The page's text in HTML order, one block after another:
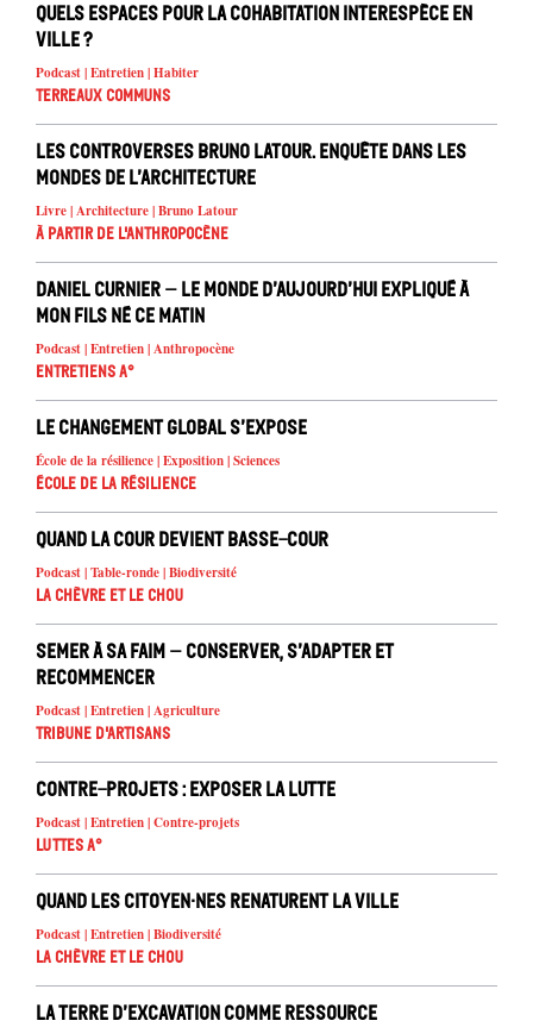
Quels espaces pour la cohabitation interespèce en
ville ?
Podcast | Entretien | Habiter
Terreaux Communs
Les controverses Bruno Latour. Enquête dans les
mondes de l’architecture
Livre | Architecture | Bruno Latour
À partir de l'anthropocène
Daniel Curnier – Le Monde d’aujourd’hui expliqué à
mon fils né ce matin
Podcast | Entretien | Anthropocène
Entretiens A°
Le changement global s’expose
École de la résilience | Exposition | Sciences
École de la résilience
Quand la cour devient basse-cour
Podcast | Table-ronde | Biodiversité
La chèvre et le chou
Semer à sa faim – conserver, s’adapter et
recommencer
Podcast | Entretien | Agriculture
Tribune d'artisans
Contre-projets : exposer la lutte
Podcast | Entretien | Contre-projets
Luttes A°
Quand les citoyen·nes renaturent la ville
Podcast | Entretien | Biodiversité
La chèvre et le chou
La terre d’excavation comme ressource